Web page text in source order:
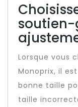
soutien-
Lorsque vous
Monoprix, il
bonne taille
taille